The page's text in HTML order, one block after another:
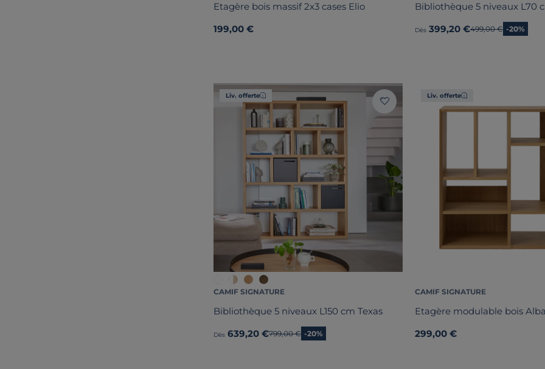
Etagère bois massif 2x3 cases Elio
199,00 €
Bibliothèque 5 niveaux L70
Dès 399,20 €Ancien prix
499,00 € -20%
Liv. offerte
CAMIF SIGNATURE
Bibliothèque 5 niveaux L150 cm Texas
Dès 639,20 €Ancien prix
799,00 € -20%
Liv. offerte
CAMIF SIGNATURE
Etagère modulable bois
299,00 €